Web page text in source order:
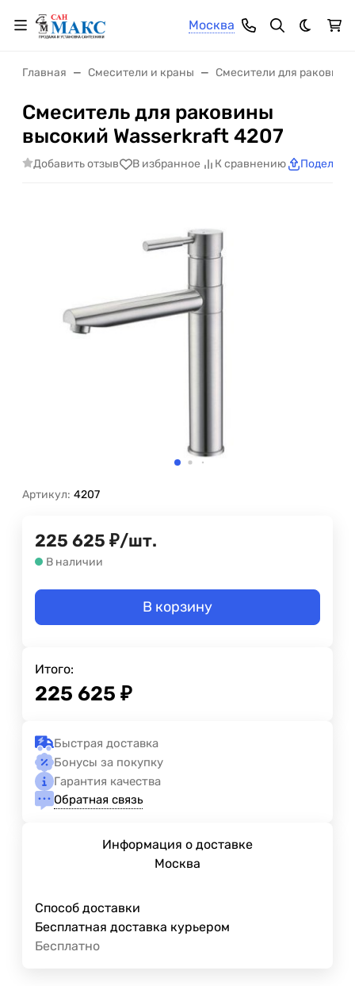
Москва
Темная
Главная Смесители и краны Смесители для раковины
Смеситель для раковины
высокий Wasserkraft 4207
Добавить отзыв В избранное К сравнению
Артикул: 4207
225 625 ₽/шт.
В наличии
В корзину
Итого:
225 625 ₽
Быстрая доставка
Бонусы за покупку
Гарантия качества
Обратная связь
Информация о доставке
Москва
Способ доставки
Бесплатная доставка курьером
Бесплатно